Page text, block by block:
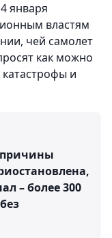
января
властям
чей самолет
как можно
и
– более 300